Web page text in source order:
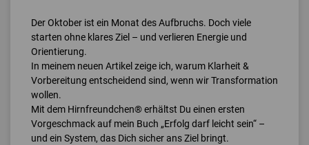
Der Oktober ist ein Monat des Aufbruchs. Doch viele
starten ohne klares Ziel – und verlieren Energie und
Orientierung.
In meinem neuen Artikel zeige ich, warum Klarheit &
Vorbereitung entscheidend sind, wenn wir Transformation
wollen.
Mit dem Hirnfreundchen® erhältst Du einen ersten
Vorgeschmack auf mein Buch „Erfolg darf leicht sein“ –
und ein System, das Dich sicher ans Ziel bringt.